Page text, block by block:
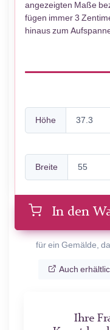
angezeigten Maße
fügen immer 3
hinaus zum
Höhe
Breite
In den
für ein Gemälde,
Auch
Ihre